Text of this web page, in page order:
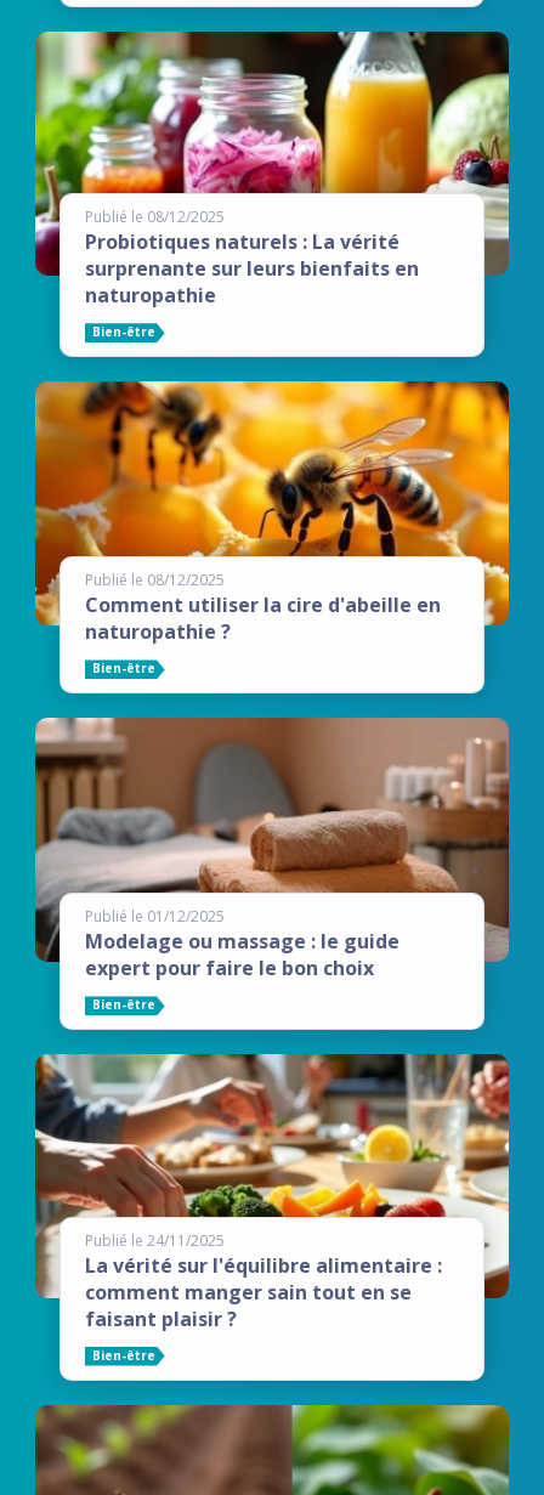
Publié le 08/12/2025
Probiotiques naturels : La vérité
surprenante sur leurs bienfaits en
naturopathie
Bien-être
Publié le 08/12/2025
Comment utiliser la cire d'abeille en
naturopathie ?
Bien-être
Publié le 01/12/2025
Modelage ou massage : le guide
expert pour faire le bon choix
Bien-être
Publié le 24/11/2025
La vérité sur l'équilibre alimentaire :
comment manger sain tout en se
faisant plaisir ?
Bien-être